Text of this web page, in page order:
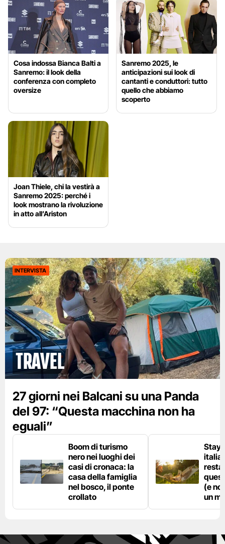
Cosa indossa Bianca Balti a
Sanremo: il look della
conferenza con completo
oversize
Sanremo 2025, le
anticipazioni sui look di
cantanti e conduttori: tutto
quello che abbiamo
scoperto
Joan Thiele, chi la vestirà a
Sanremo 2025: perché i
look mostrano la rivoluzione
in atto all’Ariston
INTERVISTA
Travel
27 giorni nei Balcani su una Panda
del 97: “Questa macchina non ha
eguali”
Boom di turismo
nero nei luoghi dei
casi di cronaca: la
casa della famiglia
nel bosco, il ponte
crollato
resta
(e
un